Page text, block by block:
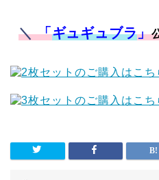
＼「ギュギュブラ」